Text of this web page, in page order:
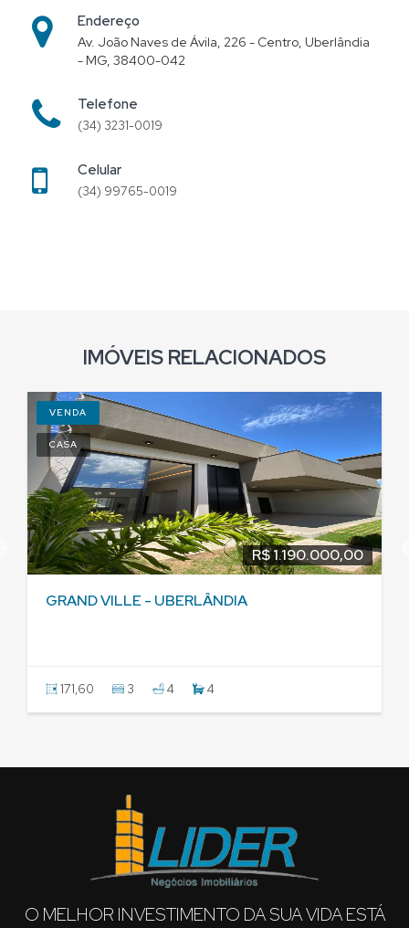
Endereço
Av. João Naves de Ávila, 226 - Centro, Uberlândia
- MG, 38400-042
Telefone
(34) 3231-0019
Celular
(34) 99765-0019
IMÓVEIS RELACIONADOS
VENDA
CASA
R$ 1.190.000,00
GRAND VILLE - UBERLÂNDIA
171,60 3 4 4
O MELHOR INVESTIMENTO DA SUA VIDA ESTÁ